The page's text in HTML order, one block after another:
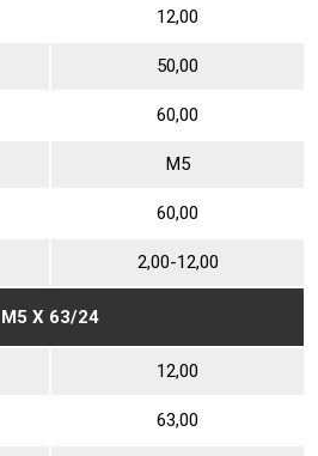
12,00
50,00
60,00
М5
60,00
2,00-12,00
М5 Х 63/24
12,00
63,00